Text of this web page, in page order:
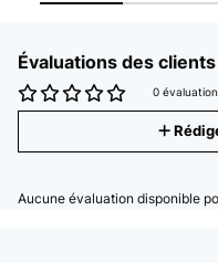
Évaluations des clients
0 évaluation
Aucune évaluation disponible